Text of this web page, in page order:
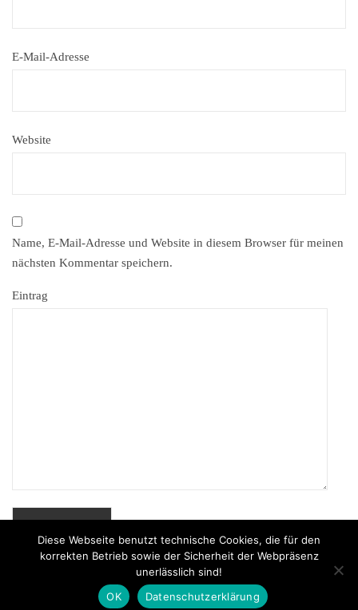
E-Mail-Adresse
Website
Name, E-Mail-Adresse und Website in diesem Browser für meinen
nächsten Kommentar speichern.
Eintrag
Powered by MenschKunst © 2026
Diese Webseite benutzt technische Cookies, die für den
korrekten Betrieb sowie der Sicherheit der Webpräsenz
unerlässlich sind!
OK
Datenschutzerklärung